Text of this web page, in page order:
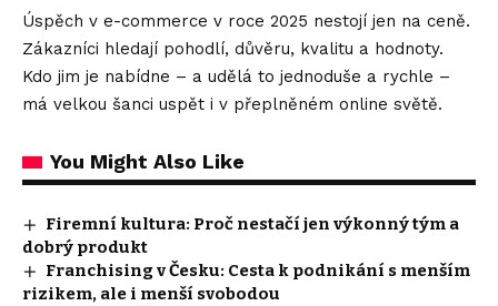
Úspěch v e-commerce v roce 2025 nestojí jen na ceně.
Zákazníci hledají pohodlí, důvěru, kvalitu a hodnoty.
Kdo jim je nabídne – a udělá to jednoduše a rychle –
má velkou šanci uspět i v přeplněném online světě.
You Might Also Like
Firemní kultura: Proč nestačí jen výkonný tým a
dobrý produkt
Franchising v Česku: Cesta k podnikání s menším
rizikem, ale i menší svobodou